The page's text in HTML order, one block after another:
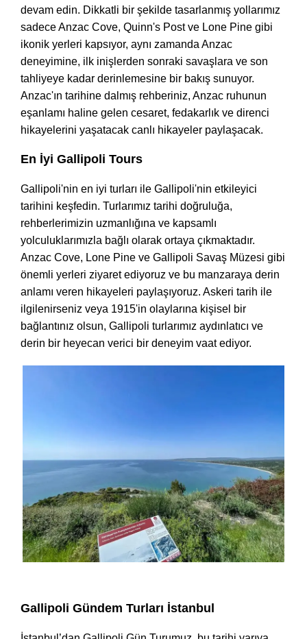
devam edin. Dikkatli bir şekilde tasarlanmış yollarımız
sadece Anzac Cove, Quinn's Post ve Lone Pine gibi
ikonik yerleri kapsıyor, aynı zamanda Anzac
deneyimine, ilk inişlerden sonraki savaşlara ve son
tahliyeye kadar derinlemesine bir bakış sunuyor.
Anzac'ın tarihine dalmış rehberiniz, Anzac ruhunun
eşanlamı haline gelen cesaret, fedakarlık ve direnci
hikayelerini yaşatacak canlı hikayeler paylaşacak.
En İyi Gallipoli Tours
Gallipoli'nin en iyi turları ile Gallipoli'nin etkileyici
tarihini keşfedin. Turlarımız tarihi doğruluğa,
rehberlerimizin uzmanlığına ve kapsamlı
yolculuklarımızla bağlı olarak ortaya çıkmaktadır.
Anzac Cove, Lone Pine ve Gallipoli Savaş Müzesi gibi
önemli yerleri ziyaret ediyoruz ve bu manzaraya derin
anlamı veren hikayeleri paylaşıyoruz. Askeri tarih ile
ilgilenirseniz veya 1915'in olaylarına kişisel bir
bağlantınız olsun, Gallipoli turlarımız aydınlatıcı ve
derin bir heyecan verici bir deneyim vaat ediyor.
Gallipoli Gündem Turları İstanbul